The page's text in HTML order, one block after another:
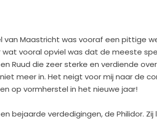
van Maastricht was vooraf een pittige
vooral opviel was dat de meeste
Ruud die zeer sterke en verdiende
meer in. Het neigt voor mij naar de
op vormherstel in het nieuwe jaar!
bejaarde verdedigingen, de Philidor.